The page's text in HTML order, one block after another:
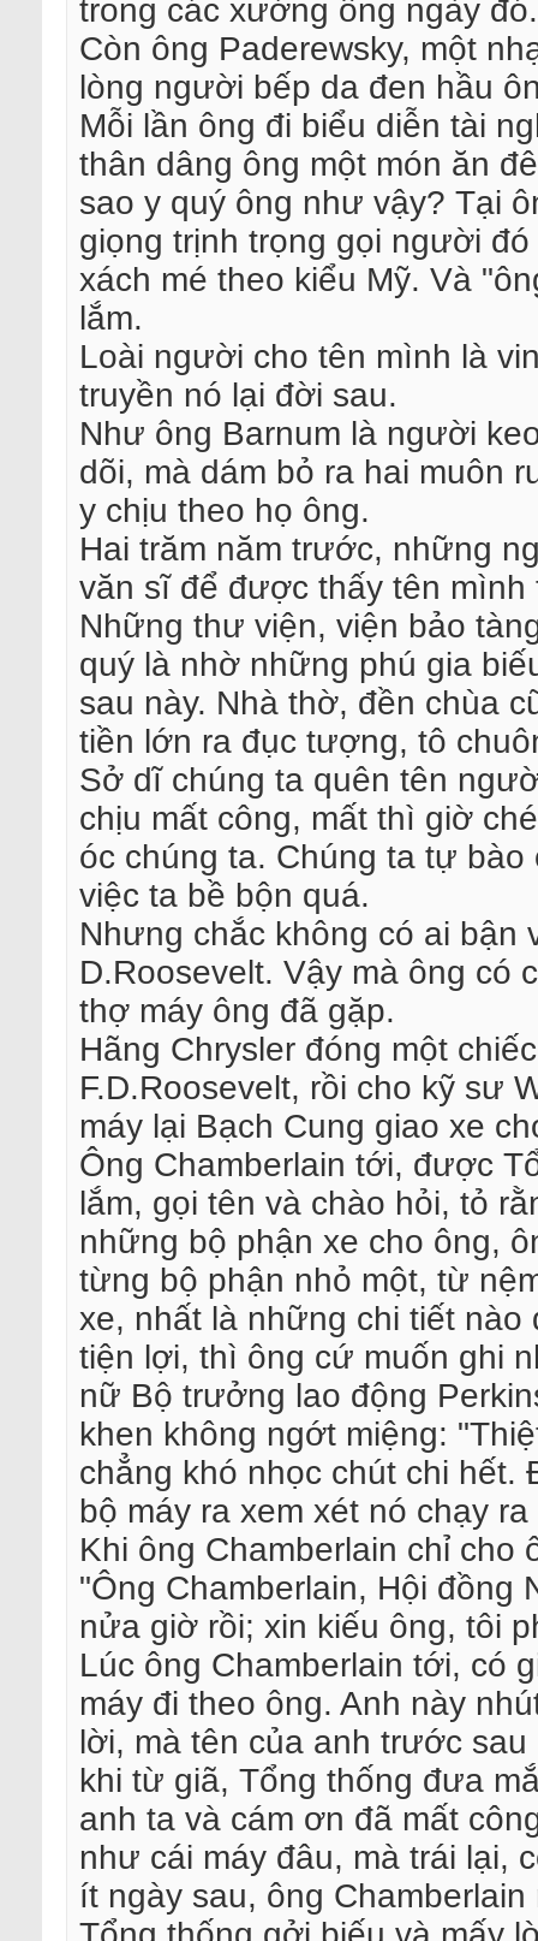
trong các xưởng ông ngày đó.
Còn ông Paderewsky, một
lòng người bếp da đen hầu
Mỗi lần ông đi biểu diễn tài
thân dâng ông một món ăn
sao y quý ông như vậy? Tại
giọng trịnh trọng gọi người
xách mé theo kiểu Mỹ. Và
lắm.
Loài người cho tên mình là
truyền nó lại đời sau.
Như ông Barnum là người
dõi, mà dám bỏ ra hai muôn
y chịu theo họ ông.
Hai trăm năm trước, những
văn sĩ để được thấy tên
Những thư viện, viện bảo
quý là nhờ những phú gia
sau này. Nhà thờ, đền chùa
tiền lớn ra đục tượng, tô
Sở dĩ chúng ta quên tên
chịu mất công, mất thì giờ
óc chúng ta. Chúng ta tự
việc ta bề bộn quá.
Nhưng chắc không có ai bận
D.Roosevelt. Vậy mà ông
thợ máy ông đã gặp.
Hãng Chrysler đóng một
F.D.Roosevelt, rồi cho kỹ sư
máy lại Bạch Cung giao xe
Ông Chamberlain tới, được
lắm, gọi tên và chào hỏi, tỏ
những bộ phận xe cho ông,
từng bộ phận nhỏ một, từ
xe, nhất là những chi tiết nào
tiện lợi, thì ông cứ muốn ghi
nữ Bộ trưởng lao động
khen không ngớt miệng:
chẳng khó nhọc chút chi
bộ máy ra xem xét nó chạy ra
Khi ông Chamberlain chỉ cho
"Ông Chamberlain, Hội đồng
nửa giờ rồi; xin kiếu ông, tôi
Lúc ông Chamberlain tới, có
máy đi theo ông. Anh này
lời, mà tên của anh trước
khi từ giã, Tổng thống đưa
anh ta và cám ơn đã mất
như cái máy đâu, mà trái lại,
ít ngày sau, ông